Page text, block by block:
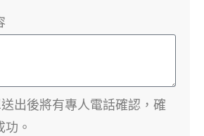
出後將有專人電話確認，確
。